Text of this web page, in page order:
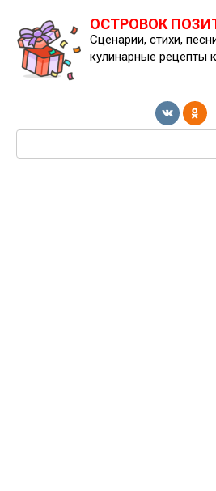
контенту
ОСТРОВОК
Сценарии, стихи,
кулинарные рецепты